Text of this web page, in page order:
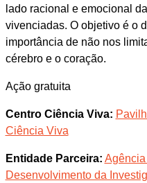
lado racional e emocional
vivenciadas. O objetivo é o
importância de não nos
cérebro e o coração.
Ação gratuita
Centro Ciência Viva:
Ciência Viva
Entidade Parceira:
Desenvolvimento da